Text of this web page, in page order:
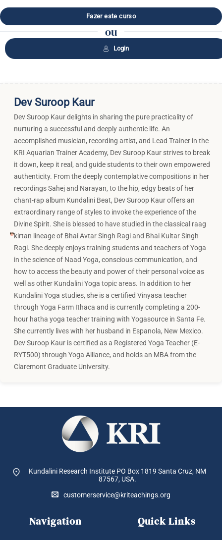
ou
Login
Dev Suroop Kaur
Dev Suroop Kaur delights in sharing the pure practicality of
nurturing a successful and deeply authentic life. An
accomplished musician, recording artist, and Lead Trainer in the
KRI Aquarian Trainer Academy, Dev Suroop Kaur strives to break
it down, keep it real, and guide students to their own empowered
authenticity. From the deeply contemplative compositions in her
recordings Sahej and Narayan, to the hip, edgy beats of her
chant-rap album Kundalini Beat, Dev Suroop Kaur offers an
extraordinary range of styles to invoke the experience of the
Divine Spirit. She is blessed to have studied in the classical raag
kirtan lineage of Bhai Avtar Singh Ragi and Bhai Kultar Singh
Ragi. She deeply enjoys training students and teachers of Yoga
in the science of Naad Yoga, conscious communication, and
how to access the beauty and power of their personal voice as
well as other Kundalini Yoga topic areas. In addition to her
Kundalini Yoga studies, she is a certified Vinyasa teacher
through Yoga Farm Ithaca and is currently completing a 200-
hour hatha yoga teacher training with Yogasource in Santa Fe.
She currently lives with her husband in Espanola, New Mexico.
Dev Suroop Kaur is certified as a Registered Yoga Teacher (E-
RYT500) through Yoga Alliance, and holds an MBA from the
Claremont Graduate University.
Kundalini Research Institute PO Box 1819 Santa Cruz, NM
87567, USA.
customerservice@kriteachings.org
Navigation Quick Links